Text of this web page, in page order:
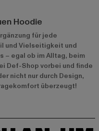
Hoodie
für jede
und Vielseitigkeit und
– egal ob im Alltag, beim
Def-Shop vorbei und finde
nicht nur durch Design,
überzeugt!